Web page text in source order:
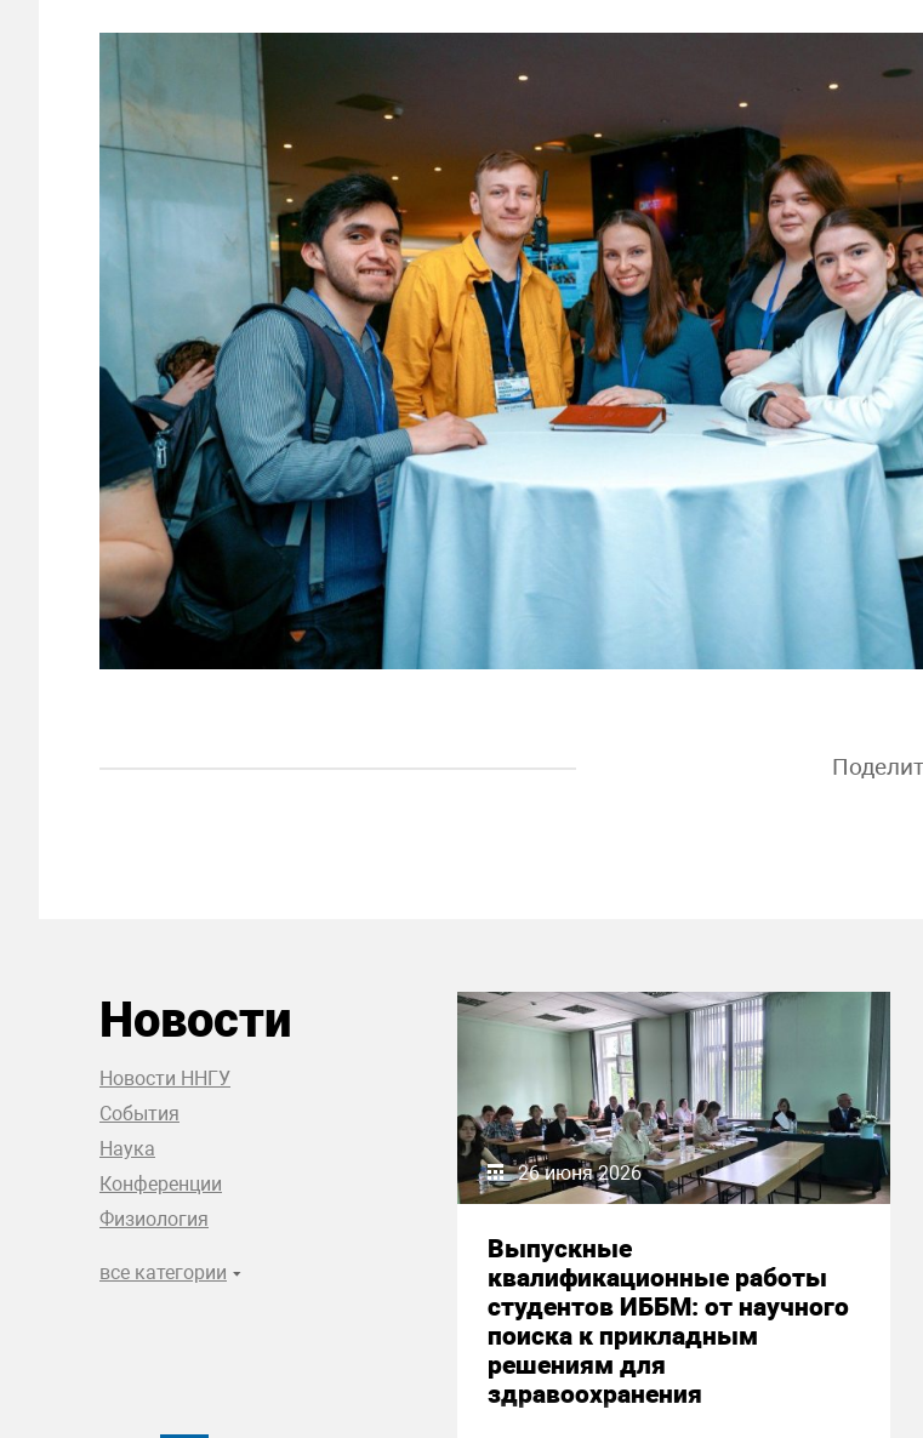
Новости
Новости ННГУ
События
Наука
Конференции
Физиология
все категории
26 июня 2026
Выпускные
квалификационные работы
студентов ИББМ: от научного
поиска к прикладным
решениям для
здравоохранения